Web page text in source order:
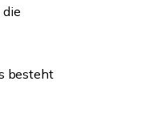
besteht